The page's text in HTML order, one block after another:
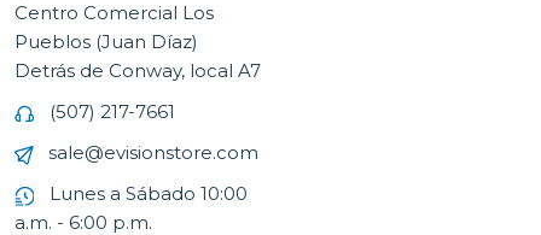
Centro Comercial Los
Pueblos (Juan Díaz)
Detrás de Conway, local A7
(507) 217-7661
sale@evisionstore.com
Lunes a Sábado 10:00
a.m. - 6:00 p.m.